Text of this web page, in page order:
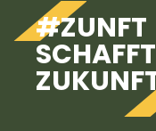
#ZUNFT
SCHAFFT